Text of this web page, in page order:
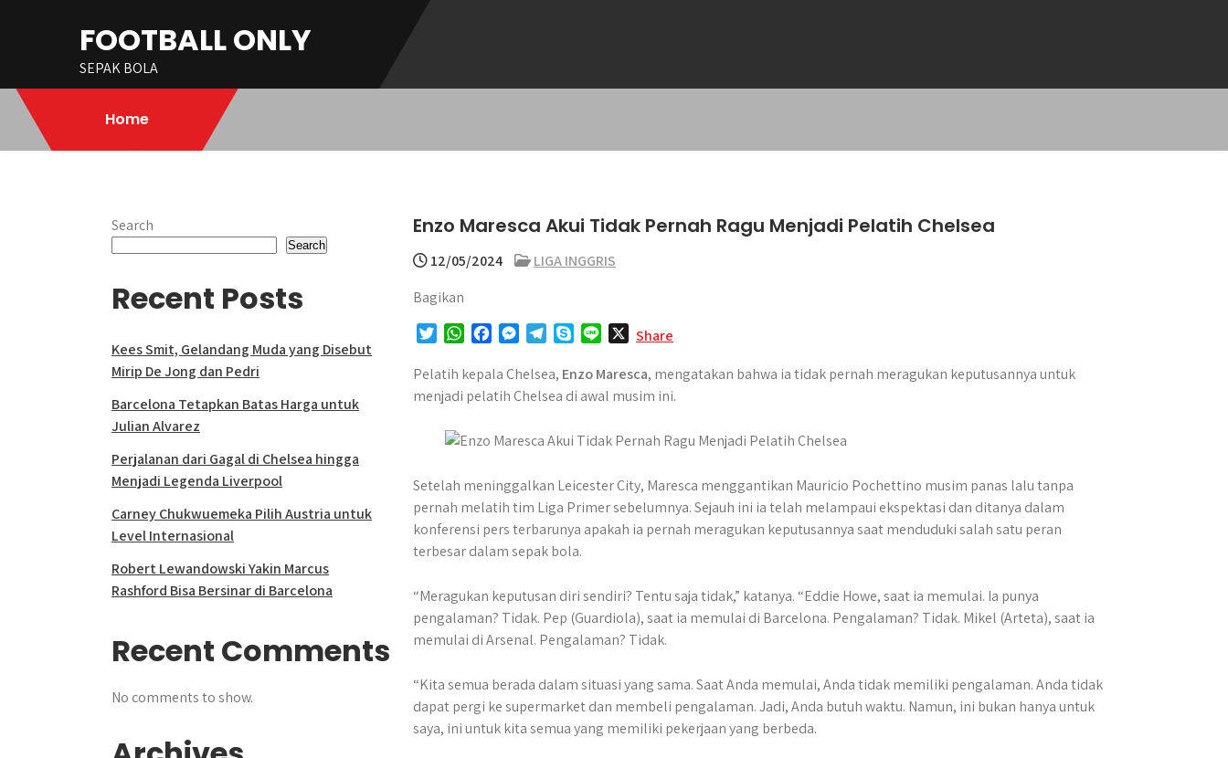
FOOTBALL ONLY
SEPAK BOLA
Home
Enzo Maresca Akui Tidak Pernah Ragu Menjadi Pelatih Chelsea
12/05/2024
LIGA INGGRIS
Bagikan
i
t
W
a
t
A
c
e
o
s
s
r
l
e
r
y
p
n
e
Share
Pelatih kepala Chelsea, Enzo Maresca, mengatakan bahwa ia tidak pernah meragukan keputusannya untuk
menjadi pelatih Chelsea di awal musim ini.
Setelah meninggalkan Leicester City, Maresca menggantikan Mauricio Pochettino musim panas lalu tanpa
pernah melatih tim Liga Primer sebelumnya. Sejauh ini ia telah melampaui ekspektasi dan ditanya dalam
konferensi pers terbarunya apakah ia pernah meragukan keputusannya saat menduduki salah satu peran
terbesar dalam sepak bola.
“Meragukan keputusan diri sendiri? Tentu saja tidak,” katanya. “Eddie Howe, saat ia memulai. Ia punya
pengalaman? Tidak. Pep (Guardiola), saat ia memulai di Barcelona. Pengalaman? Tidak. Mikel (Arteta), saat ia
memulai di Arsenal. Pengalaman? Tidak.
“Kita semua berada dalam situasi yang sama. Saat Anda memulai, Anda tidak memiliki pengalaman. Anda tidak
dapat pergi ke supermarket dan membeli pengalaman. Jadi, Anda butuh waktu. Namun, ini bukan hanya untuk
saya, ini untuk kita semua yang memiliki pekerjaan yang berbeda.
Search
Search
Recent Posts
Kees Smit, Gelandang Muda yang Disebut
Mirip De Jong dan Pedri
Barcelona Tetapkan Batas Harga untuk
Julian Alvarez
Perjalanan dari Gagal di Chelsea hingga
Menjadi Legenda Liverpool
Carney Chukwuemeka Pilih Austria untuk
Level Internasional
Robert Lewandowski Yakin Marcus
Rashford Bisa Bersinar di Barcelona
Recent Comments
No comments to show.